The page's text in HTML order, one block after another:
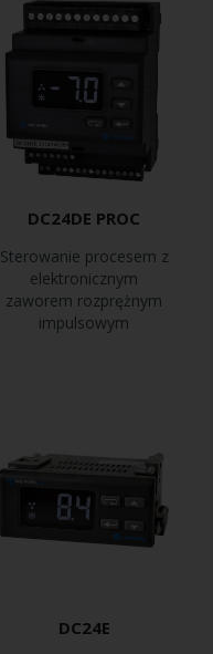
DC24DE PROC
Sterowanie procesem z
elektronicznym
zaworem rozprężnym
impulsowym
DC24E